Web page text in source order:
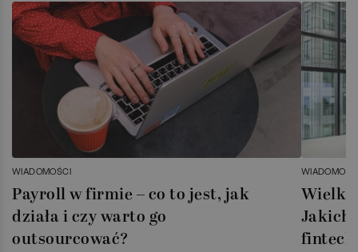
WIADOMOŚCI
Payroll w firmie – co to jest, jak
działa i czy warto go
outsourcować?
Jakich